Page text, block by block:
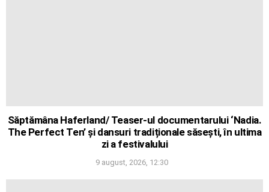
Săptămâna Haferland/ Teaser-ul documentarului ‘Nadia.
The Perfect Ten’ și dansuri tradiționale săsești, în ultima
zi a festivalului
9 august, 2026, 12:30